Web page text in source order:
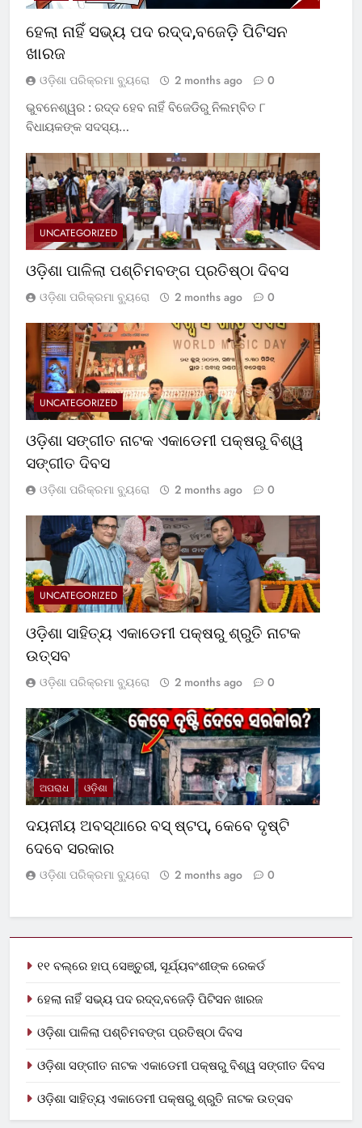
ହେଲା ନାହିଁ ସଭ୍ୟ ପଦ ରଦ୍ଦ,ବଜେଡ଼ି ପିଟିସନ
ଖାରଜ
ଓଡ଼ିଶା ପରିକ୍ରମା ବ୍ୟୁରୋ 2 months ago 0
ଭୁବନେଶ୍ୱର : ରଦ୍ଦ ହେବ ନାହିଁ ବିଜେଡିରୁ ନିଲମ୍ବିତ ୮
ବିଧାୟକଙ୍କ ସଦସ୍ୟ…
UNCATEGORIZED
ଓଡ଼ିଶା ପାଳିଲା ପଶ୍ଚିମବଙ୍ଗ ପ୍ରତିଷ୍ଠା ଦିବସ
ଓଡ଼ିଶା ପରିକ୍ରମା ବ୍ୟୁରୋ 2 months ago 0
UNCATEGORIZED
ଓଡ଼ିଶା ସଙ୍ଗୀତ ନାଟକ ଏକାଡେମୀ ପକ୍ଷରୁ ବିଶ୍ୱ
ସଙ୍ଗୀତ ଦିବସ
ଓଡ଼ିଶା ପରିକ୍ରମା ବ୍ୟୁରୋ 2 months ago 0
UNCATEGORIZED
ଓଡ଼ିଶା ସାହିତ୍ୟ ଏକାଡେମୀ ପକ୍ଷରୁ ଶ୍ରୁତି ନାଟକ
ଉତ୍ସବ
ଓଡ଼ିଶା ପରିକ୍ରମା ବ୍ୟୁରୋ 2 months ago 0
ଅପରାଧ ଓଡ଼ିଶା
ଦୟନୀୟ ଅବସ୍ଥାରେ ବସ୍‌ ଷ୍ଟପ୍‌, କେବେ ଦୃଷ୍ଟି
ଦେବେ ସରକାର
ଓଡ଼ିଶା ପରିକ୍ରମା ବ୍ୟୁରୋ 2 months ago 0
୧୧ ବଲ୍‌ରେ ହାପ୍ ସେଞ୍ଚୁରୀ, ସୂର୍ଯ୍ୟବଂଶୀଙ୍କ ରେକର୍ଡ
ହେଲା ନାହିଁ ସଭ୍ୟ ପଦ ରଦ୍ଦ,ବଜେଡ଼ି ପିଟିସନ ଖାରଜ
ଓଡ଼ିଶା ପାଳିଲା ପଶ୍ଚିମବଙ୍ଗ ପ୍ରତିଷ୍ଠା ଦିବସ
ଓଡ଼ିଶା ସଙ୍ଗୀତ ନାଟକ ଏକାଡେମୀ ପକ୍ଷରୁ ବିଶ୍ୱ ସଙ୍ଗୀତ ଦିବସ
ଓଡ଼ିଶା ସାହିତ୍ୟ ଏକାଡେମୀ ପକ୍ଷରୁ ଶ୍ରୁତି ନାଟକ ଉତ୍ସବ